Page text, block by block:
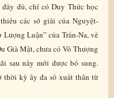
đủ, chỉ có Duy Thức học
các sớ giải của Nguyệt-
Luận” của Trần-Na, về
Già Mật, chưa có Vô Thượng
sau nầy mới được bổ sung.
thời kỳ ấy đa số xuất thân từ